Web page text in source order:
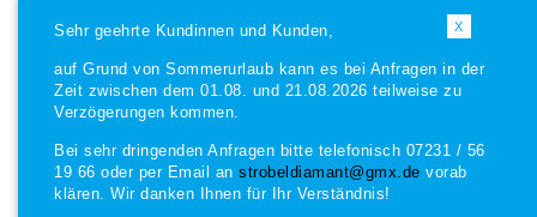
X
Sehr geehrte Kundinnen und Kunden,
auf Grund von Sommerurlaub kann es bei Anfragen in der
Zeit zwischen dem 01.08. und 21.08.2026 teilweise zu
Verzögerungen kommen.
Bei sehr dringenden Anfragen bitte telefonisch 07231 / 56
19 66 oder per Email an strobeldiamant@gmx.de vorab
klären. Wir danken Ihnen für Ihr Verständnis!